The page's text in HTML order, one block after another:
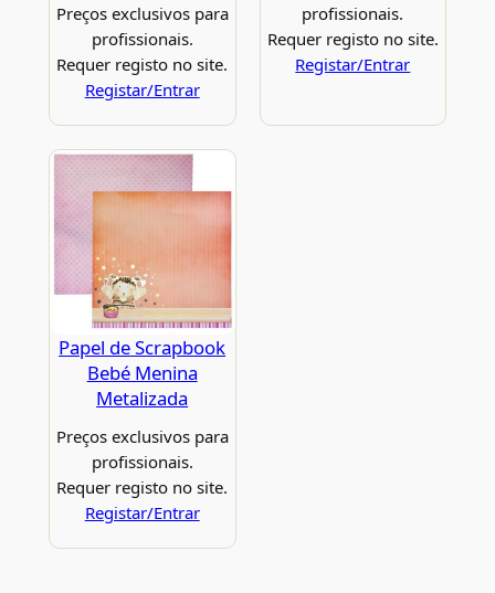
Preços exclusivos para
profissionais.
Requer registo no site.
Registar/Entrar
profissionais.
Requer registo no site.
Registar/Entrar
Papel de Scrapbook
Bebé Menina
Metalizada
Preços exclusivos para
profissionais.
Requer registo no site.
Registar/Entrar